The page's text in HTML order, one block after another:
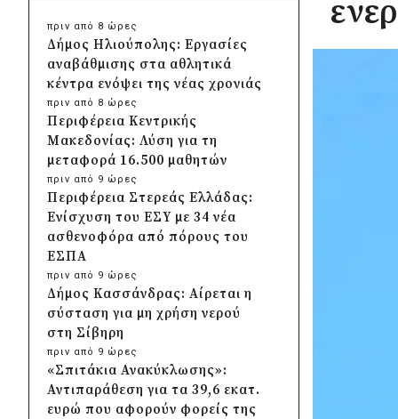
πριν από 8 ώρες
Δήμος Ηλιούπολης: Εργασίες
αναβάθμισης στα αθλητικά
κέντρα ενόψει της νέας χρονιάς
πριν από 8 ώρες
Περιφέρεια Κεντρικής
Μακεδονίας: Λύση για τη
μεταφορά 16.500 μαθητών
πριν από 9 ώρες
Περιφέρεια Στερεάς Ελλάδας:
Ενίσχυση του ΕΣΥ με 34 νέα
ασθενοφόρα από πόρους του
ΕΣΠΑ
πριν από 9 ώρες
Δήμος Κασσάνδρας: Αίρεται η
σύσταση για μη χρήση νερού
στη Σίβηρη
πριν από 9 ώρες
«Σπιτάκια Ανακύκλωσης»:
Αντιπαράθεση για τα 39,6 εκατ.
ευρώ που αφορούν φορείς της